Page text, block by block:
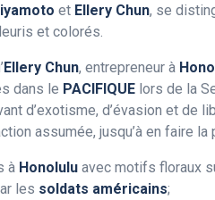
et Ellery Chun, se
et colorés.
Ellery Chun, entrepreneur à
dans le PACIFIQUE lors de la
d’exotisme, d’évasion et de
assumée, jusqu’à en faire
à Honolulu avec motifs floraux
les soldats américains;